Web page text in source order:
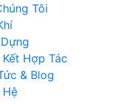
Tôi
Kết Hợp Tác
& Blog
Hệ